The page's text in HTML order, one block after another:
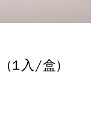
(1入/盒)